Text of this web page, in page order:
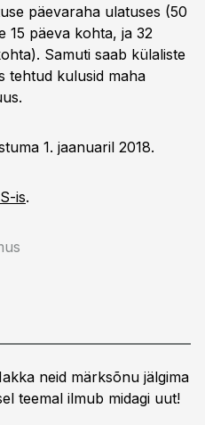
päevaraha ulatuses (50
15 päeva kohta, ja 32
Samuti saab külaliste
tehtud kulusid maha
1. jaanuaril 2018.
is.
neid märksõnu jälgima
teemal ilmub midagi uut!